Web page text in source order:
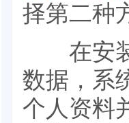
择第二种
在安装
数据，系
个人资料